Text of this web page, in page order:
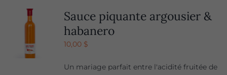
Sauce piquante argousier &
habanero
10,00 $
Un mariage parfait entre l'acidité fruitée de